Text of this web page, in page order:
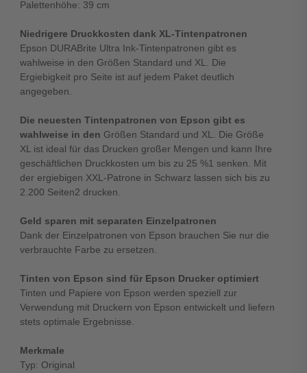
Palettenhöhe: 39 cm
Niedrigere Druckkosten dank XL-Tintenpatronen
Epson DURABrite Ultra Ink-Tintenpatronen gibt es
wahlweise in den Größen Standard und XL. Die
Ergiebigkeit pro Seite ist auf jedem Paket deutlich
angegeben.
Die neuesten Tintenpatronen von Epson gibt es
wahlweise in den Größen Standard und XL. Die Größe
XL ist ideal für das Drucken großer Mengen und kann Ihre
geschäftlichen Druckkosten um bis zu 25 %1 senken. Mit
der ergiebigen XXL-Patrone in Schwarz lassen sich bis zu
2.200 Seiten2 drucken.
Geld sparen mit separaten Einzelpatronen
Dank der Einzelpatronen von Epson brauchen Sie nur die
verbrauchte Farbe zu ersetzen.
Tinten von Epson sind für Epson Drucker optimiert
Tinten und Papiere von Epson werden speziell zur
Verwendung mit Druckern von Epson entwickelt und liefern
stets optimale Ergebnisse.
Merkmale
Typ: Original